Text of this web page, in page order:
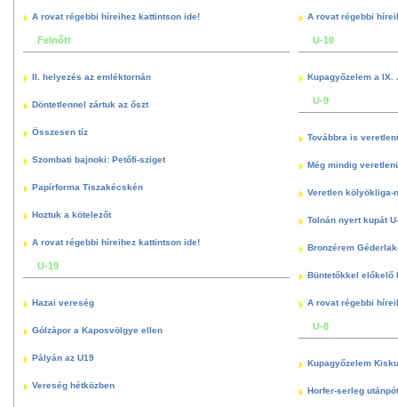
A rovat régebbi híreihez kattintson ide!
Felnőtt
II. helyezés az emléktornán
Döntetlennel zártuk az őszt
Összesen tíz
Szombati bajnoki: Petőfi-sziget
Papírforma Tiszakécskén
Hoztuk a kötelezőt
A rovat régebbi híreihez kattintson ide!
U-19
Hazai vereség
Gólzápor a Kaposvölgye ellen
Pályán az U19
Vereség hétközben
A rovat régebbi
U-10
Kupagyőzelem a
U-9
Továbbra is
Még mindig
Veretlen kölyökliga-
Tolnán nyert kupát
Bronzérem
Büntetőkkel előkelő
A rovat régebbi
U-8
Kupagyőzelem
Horfer-serleg